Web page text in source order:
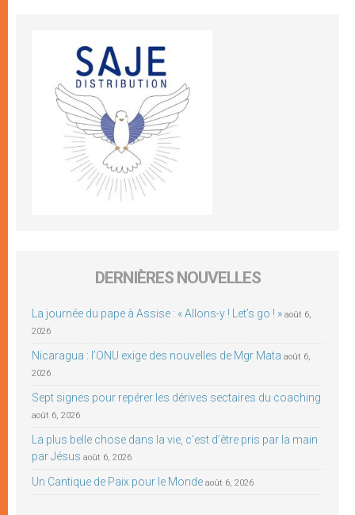
DERNIÈRES NOUVELLES
La journée du pape à Assise : « Allons-y ! Let’s go ! » août 6,
2026
Nicaragua : l’ONU exige des nouvelles de Mgr Mata août 6,
2026
Sept signes pour repérer les dérives sectaires du coaching
août 6, 2026
La plus belle chose dans la vie, c’est d’être pris par la main
par Jésus août 6, 2026
Un Cantique de Paix pour le Monde août 6, 2026